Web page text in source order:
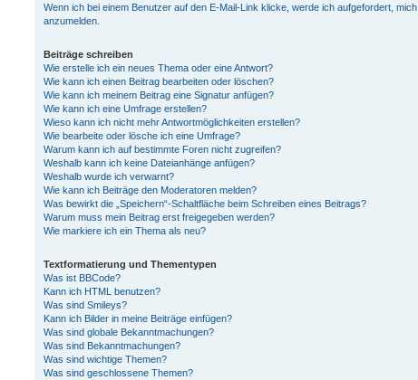
Wenn ich bei einem Benutzer auf den E-Mail-Link klicke, werde ich aufgefordert, mich
anzumelden.
Beiträge schreiben
Wie erstelle ich ein neues Thema oder eine Antwort?
Wie kann ich einen Beitrag bearbeiten oder löschen?
Wie kann ich meinem Beitrag eine Signatur anfügen?
Wie kann ich eine Umfrage erstellen?
Wieso kann ich nicht mehr Antwortmöglichkeiten erstellen?
Wie bearbeite oder lösche ich eine Umfrage?
Warum kann ich auf bestimmte Foren nicht zugreifen?
Weshalb kann ich keine Dateianhänge anfügen?
Weshalb wurde ich verwarnt?
Wie kann ich Beiträge den Moderatoren melden?
Was bewirkt die „Speichern“-Schaltfläche beim Schreiben eines Beitrags?
Warum muss mein Beitrag erst freigegeben werden?
Wie markiere ich ein Thema als neu?
Textformatierung und Thementypen
Was ist BBCode?
Kann ich HTML benutzen?
Was sind Smileys?
Kann ich Bilder in meine Beiträge einfügen?
Was sind globale Bekanntmachungen?
Was sind Bekanntmachungen?
Was sind wichtige Themen?
Was sind geschlossene Themen?